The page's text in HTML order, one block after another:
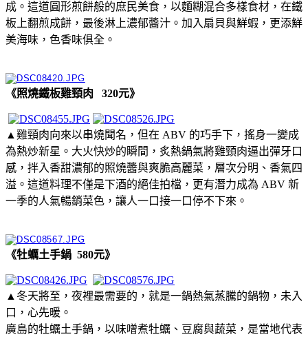
成。這道圓形煎餅般的庶民美食，以麵糊混合多樣食材，在鐵
板上翻煎成餅，最後淋上濃郁醬汁。加入扇貝與鮮蝦，更添鮮
美海味，色香味俱全。
《照燒鐵板雞頸肉 320元》
▲雞頸肉向來以串燒聞名，但在 ABV 的巧手下，搖身一變成
為熱炒新星。大火快炒的瞬間，炙熱鍋氣將雞頸肉逼出彈牙口
感，拌入香甜濃郁的照燒醬與爽脆高麗菜，層次分明、香氣四
溢。這道料理不僅是下酒的絕佳拍檔，更有潛力成為 ABV 新
一季的人氣暢銷菜色，讓人一口接一口停不下來。
《牡蠣土手鍋 580元》
▲冬天將至，夜裡最需要的，就是一鍋熱氣蒸騰的鍋物，未入
口，心先暖。
廣島的牡蠣土手鍋，以味噌煮牡蠣、豆腐與蔬菜，是當地代表